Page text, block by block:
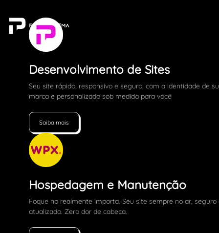
Desenvolvimento de Sites
Seu site rápido, responsivo e seguro, com a identidade de
marca e personalizado sob medida para você
Saiba mais
Hospedagem e Manutenção
Foque no realmente importa. Seu site sempre no ar, seguro
atualizado. Zero dor de cabeça.